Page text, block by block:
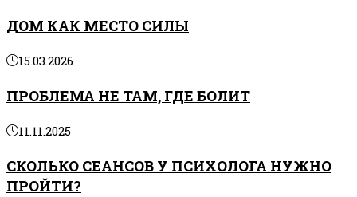
ДОМ КАК МЕСТО СИЛЫ
15.03.2026
ПРОБЛЕМА НЕ ТАМ, ГДЕ БОЛИТ
11.11.2025
СКОЛЬКО СЕАНСОВ У ПСИХОЛОГА НУЖНО
ПРОЙТИ?